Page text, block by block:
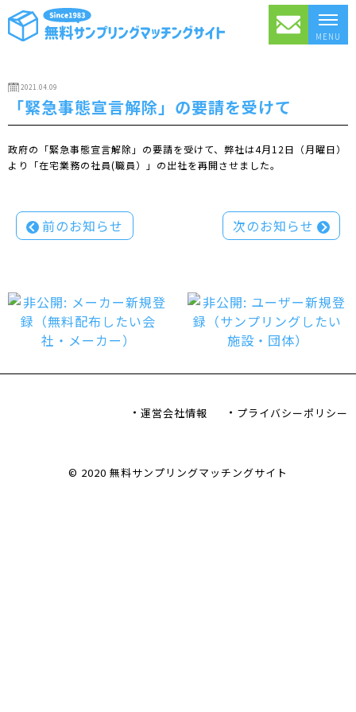
MENU
2021.04.09
「緊急事態宣言解除」の要請を受けて
政府の「緊急事態宣言解除」の要請を受けて、弊社は4月12日（月曜日）
より「在宅業務の社員(職員）」の出社を再開させました。
投
稿
ナ
ー
シ
前のお知らせ 次のお知らせ
運営会社情報 プライバシーポリシー
© 2020 無料サンプリングマッチングサイト